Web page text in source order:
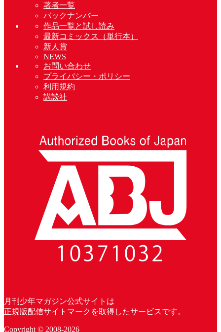
著者一覧
バックナンバー
作品一覧と試し読み
最新コミックス（単行本）
新人賞
NEWS
お問い合わせ
プライバシー・ポリシー
利用規約
講談社
月刊少年マガジン公式サイトは
正規版配信サイトマークを取得したサービスです。
Copyright © 2008-2026